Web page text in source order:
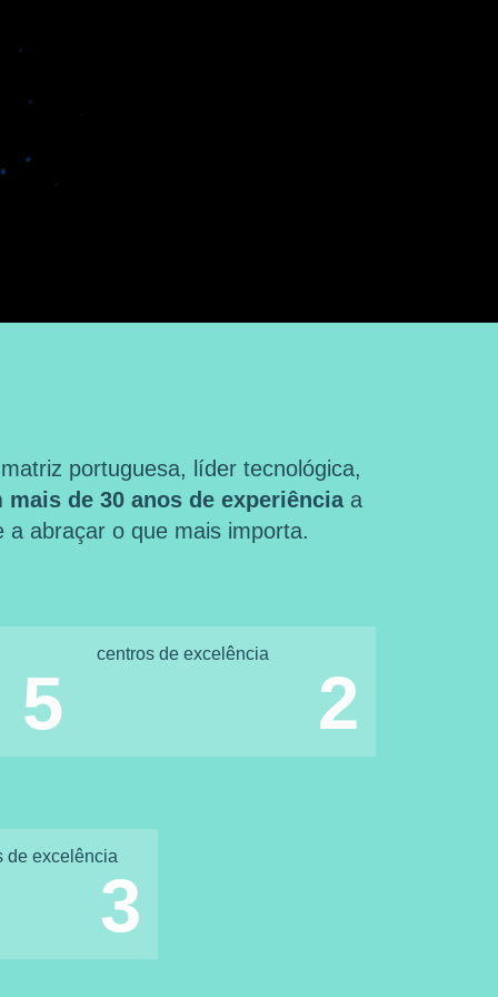
portuguesa, líder tecnológica,
mais de 30 anos de experiênciaa
a abraçar o que mais importa.
5
centros de excelência
2
de excelência
3